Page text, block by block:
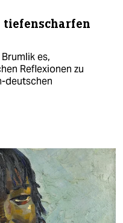
tiefenscharfen
es,
Reflexionen zu
deutschen